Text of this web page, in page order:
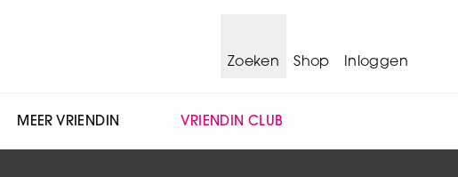
Zoeken
Shop Inloggen
MEER VRIENDIN VRIENDIN CLUB